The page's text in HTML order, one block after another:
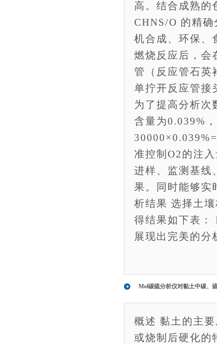
高。结合成熟的
CHNS/O 的精
机合成、环保、
燃烧反应后，会
管（反应管石英
单拧开反应管接
为了提高分析次
含量为0.039%
准控制O2的注
进样、监测基线
果。同时能够实
析结果 选择土
得结果如下表：
展现出完美的分
Mol碳硫分析仪对黏土中碳、
概述 黏土的主
或烧制后硬化的